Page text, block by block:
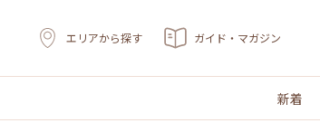
エリアから探す ガイド・マガジン
新着